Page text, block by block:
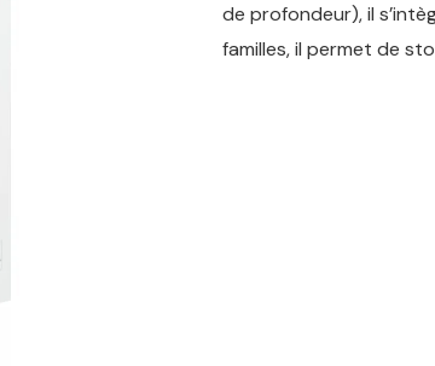
de profondeur), il
familles, il permet de